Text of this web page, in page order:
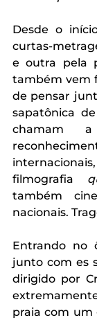
Desde o
curtas-
e outra pela
também vem
de pensar
sapatônica
chamam
filmografia
também
nacionais.
Entrando no
junto com es
dirigido por
praia com um